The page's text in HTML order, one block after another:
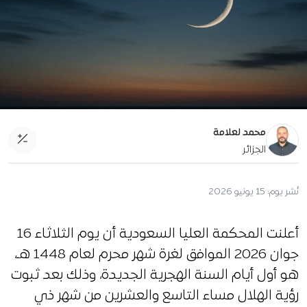
محمد لعلامة
الجزائر
نُشر يوم: 15 يونيو 2026
أعلنت المحكمة العليا السعودية أن يوم الثلاثاء 16
جوان 2026 الموافق لغرة شهر محرم لعام 1448 هـ،
هو أول أيام السنة الهجرية الجديدة، وذلك بعد ثبوت
رؤية الهلال مساء التاسع والعشرين من شهر ذي